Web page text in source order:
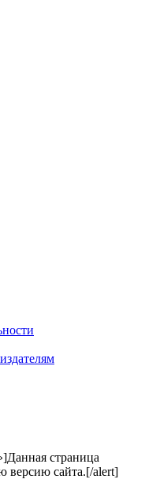
страница
версию сайта.[/alert]